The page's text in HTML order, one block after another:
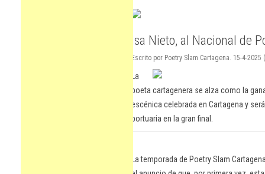
Isa Nieto, al Nacional de
Escrito por Poetry Slam Cartagena. 15-4-2025
La
poeta cartagenera se alza como la
escénica celebrada en Cartagena y
portuaria en la gran final.
La temporada de Poetry Slam